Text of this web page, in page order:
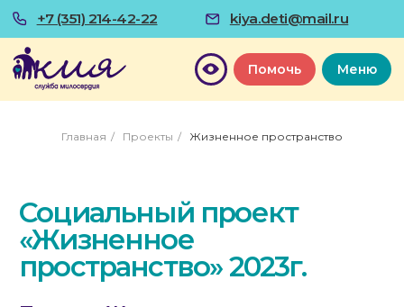
kiya.deti@mail.ru
+7 (351) 214-42-22
Главная / Проекты / Жизненное пространство
Проект «Жизненное
пространство» реализован при
поддержке Фонда президентских
грантов
Проект направлен на оказание